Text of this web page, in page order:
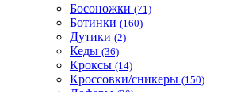
Босоножки (71)
Ботинки (160)
Дутики (2)
Кеды (36)
Кроксы (14)
Кроссовки/сникеры (150)